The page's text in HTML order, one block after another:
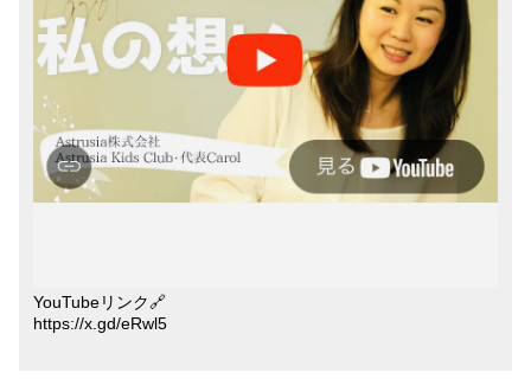
YouTubeリンク🔗
https://x.gd/eRwl5